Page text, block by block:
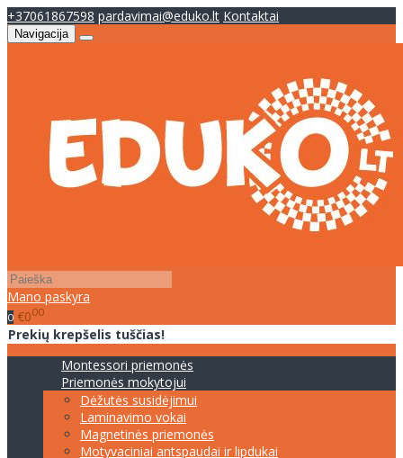
+37061867598 pardavimai@eduko.lt Kontaktai
Navigacija
Mano paskyra
0 €000
Prekių krepšelis tuščias!
Montessori priemonės
Priemonės mokytojui
Dėžutės susidėjimui
Laminavimo vokai
Magnetinės priemonės
Motyvaciniai antspaudai ir lipdukai